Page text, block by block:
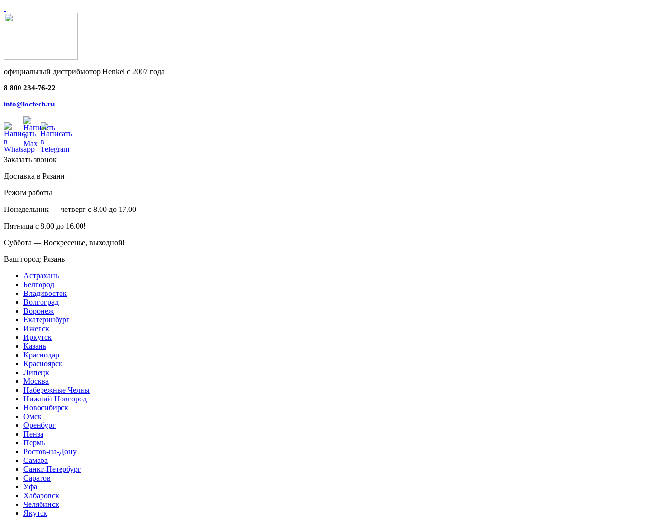
официальный дистрибьютор Henkel с 2007 года
8 800 234-76-22
info@loctech.ru
Заказать звонок
Доставка в Рязани
Режим работы
Понедельник — четверг с 8.00 до 17.00
Пятница с 8.00 до 16.00!
Суббота — Воскресенье, выходной!
Ваш город: Рязань
Астрахань
Белгород
Владивосток
Волгоград
Воронеж
Екатеринбург
Ижевск
Иркутск
Казань
Краснодар
Красноярск
Липецк
Москва
Набережные Челны
Нижний Новгород
Новосибирск
Омск
Оренбург
Пенза
Пермь
Ростов-на-Дону
Самара
Санкт-Петербург
Саратов
Уфа
Хабаровск
Челябинск
Якутск